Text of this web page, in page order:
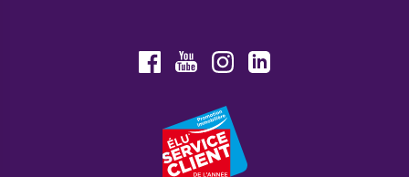
FacebookYoutubeInstagram